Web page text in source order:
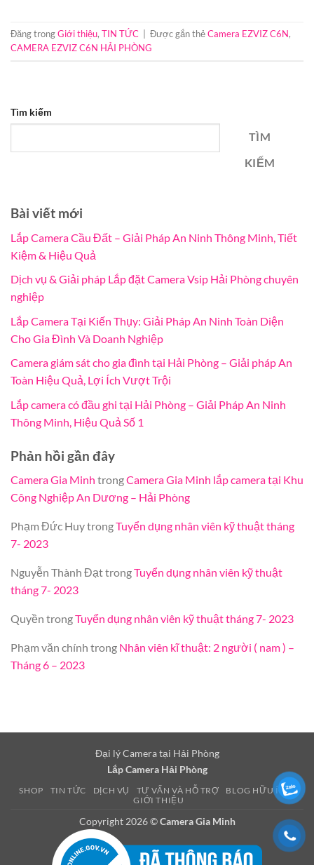
Đăng trongGiới thiệu, TIN TỨC Được gắn thẻCamera EZVIZ C6N,
CAMERA EZVIZ C6N HẢI PHÒNG
Tìm kiếm
TÌM
KIẾM
Bài viết mới
Lắp Camera Cầu Đất – Giải Pháp An Ninh Thông Minh, Tiết
Kiệm & Hiệu Quả
Dịch vụ & Giải pháp Lắp đặt Camera Vsip Hải Phòng chuyên
nghiệp
Lắp Camera Tại Kiến Thụy: Giải Pháp An Ninh Toàn Diện
Cho Gia Đình Và Doanh Nghiệp
Camera giám sát cho gia đình tại Hải Phòng – Giải pháp An
Toàn Hiệu Quả, Lợi Ích Vượt Trội
Lắp camera có đầu ghi tại Hải Phòng – Giải Pháp An Ninh
Thông Minh, Hiệu Quả Số 1
Phản hồi gần đây
Camera Gia Minh trongCamera Gia Minh lắp camera tại Khu
Công Nghiệp An Dương – Hải Phòng
Phạm Đức HuytrongTuyển dụng nhân viên kỹ thuật tháng
7- 2023
Nguyễn Thành ĐạttrongTuyển dụng nhân viên kỹ thuật
tháng 7- 2023
Quyền trongTuyển dụng nhân viên kỹ thuật tháng 7- 2023
Phạm văn chính trong Nhân viên kĩ thuật: 2 người ( nam ) –
Tháng 6 – 2023
Đại lý Camera tại Hải Phòng
Lắp Camera Hải Phòng
SHOP TIN TỨC DỊCH VỤ TƯ VẤN VÀ HỖ TRỢ
BLOG HỮU ÍCH
GIỚI THIỆU
Copyright 2026 ©Camera Gia Minh